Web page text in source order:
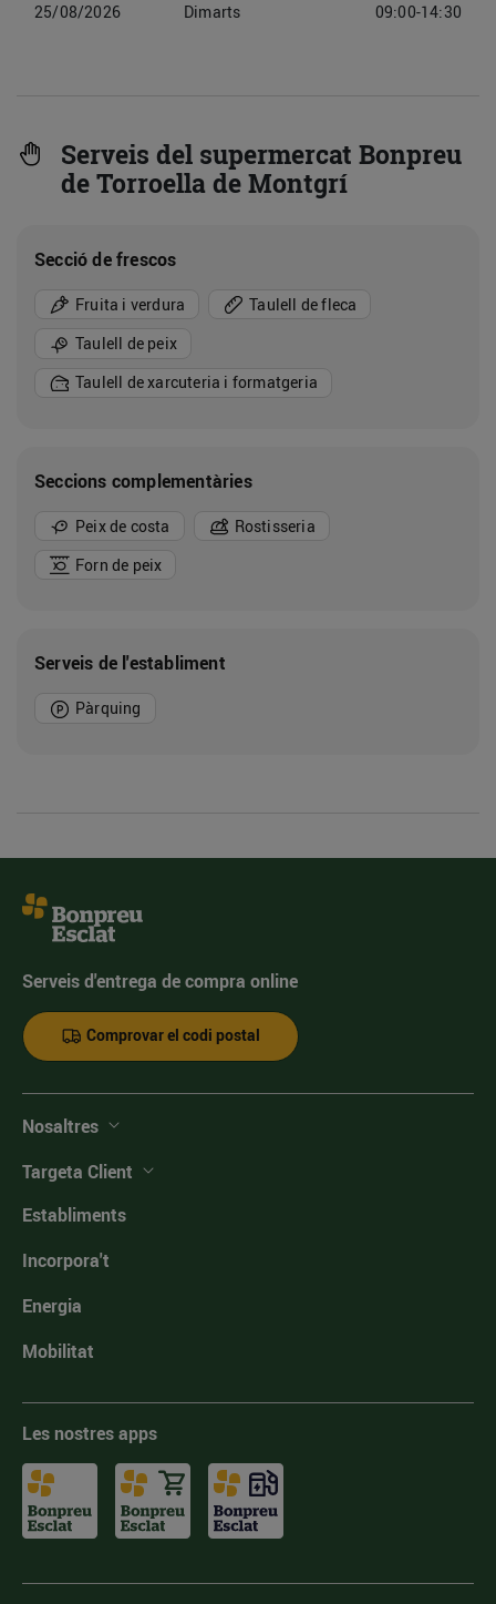
25/08/2026 Dimarts 09:00-14:30
Serveis del supermercat Bonpreu
de Torroella de Montgrí
Secció de frescos
Fruita i verdura
Taulell de fleca
Taulell de peix
Taulell de xarcuteria i formatgeria
Seccions complementàries
Peix de costa
Rostisseria
Forn de peix
Serveis de l'establiment
Pàrquing
Serveis d'entrega de compra online
Comprovar el codi postal
Nosaltres
Targeta Client
Establiments
Incorpora't
Energia
Mobilitat
Les nostres apps